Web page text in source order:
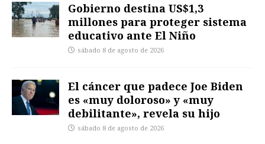
Gobierno destina US$1,3
millones para proteger sistema
educativo ante El Niño
sábado 8 de agosto de 2026
El cáncer que padece Joe Biden
es «muy doloroso» y «muy
debilitante», revela su hijo
sábado 8 de agosto de 2026